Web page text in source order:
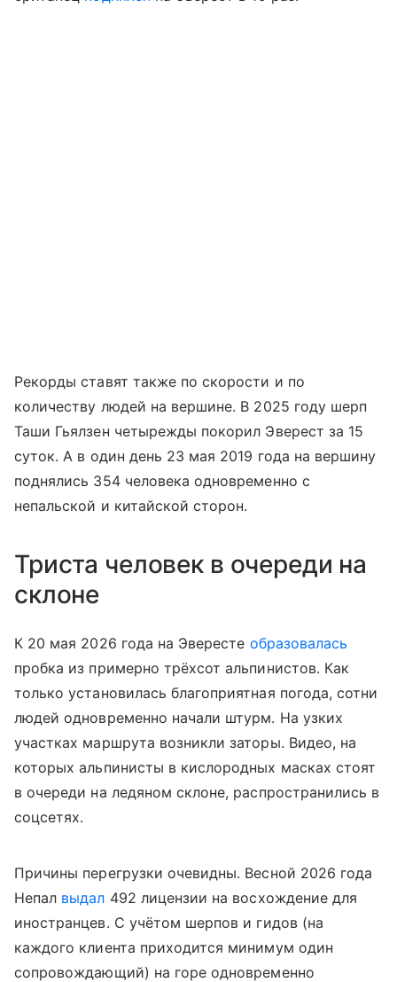
Рекорды ставят также по скорости и по
количеству людей на вершине. В 2025 году шерп
Таши Гьялзен четырежды покорил Эверест за 15
суток. А в один день 23 мая 2019 года на вершину
поднялись 354 человека одновременно с
непальской и китайской сторон.
Триста человек в очереди на
склоне
К 20 мая 2026 года на Эвересте образовалась
пробка из примерно трёхсот альпинистов. Как
только установилась благоприятная погода, сотни
людей одновременно начали штурм. На узких
участках маршрута возникли заторы. Видео, на
которых альпинисты в кислородных масках стоят
в очереди на ледяном склоне, распространились в
соцсетях.
Причины перегрузки очевидны. Весной 2026 года
Непал выдал 492 лицензии на восхождение для
иностранцев. С учётом шерпов и гидов (на
каждого клиента приходится минимум один
сопровождающий) на горе одновременно